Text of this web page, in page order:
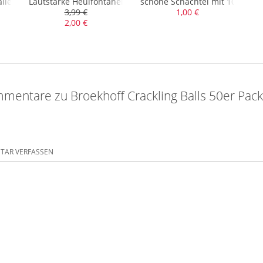
3,99 €
2,00 €
1,00 €
zu Broekhoff Crackling Balls 50er
VERFASSEN